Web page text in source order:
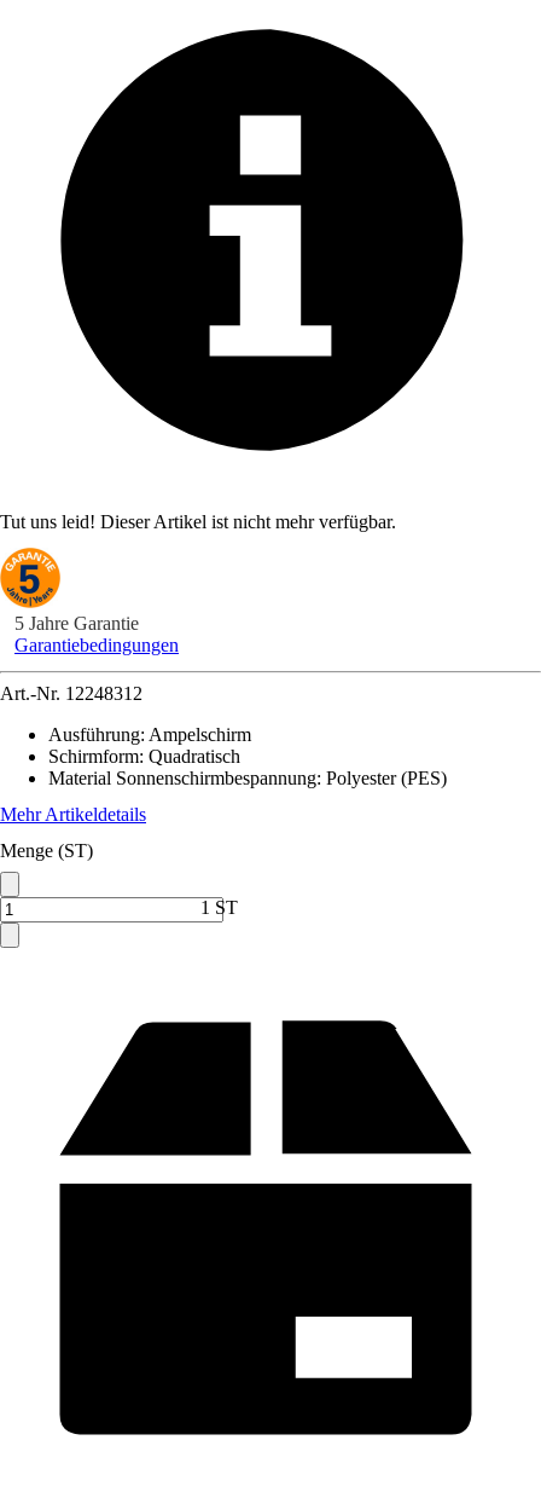
Tut uns leid! Dieser Artikel ist nicht mehr verfügbar.
5 Jahre Garantie
Garantiebedingungen
Art.-Nr. 12248312
Ausführung: Ampelschirm
Schirmform: Quadratisch
Material Sonnenschirmbespannung: Polyester (PES)
Mehr Artikeldetails
Menge (ST)
1 ST